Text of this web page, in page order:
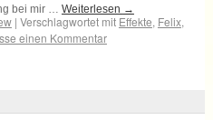
bei mir … Weiterlesen →
| Verschlagwortet mit Effekte, Felix,
einen Kommentar